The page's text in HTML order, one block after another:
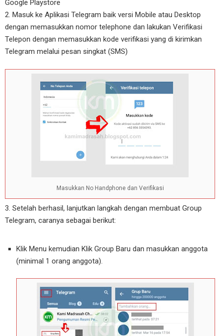
Google Playstore
2. Masuk ke Aplikasi Telegram baik versi Mobile atau Desktop
dengan memasukkan nomor telephone dan lakukan Verifikasi
Telepon dengan memasukkan kode verifikasi yang di kirimkan
Telegram melalui pesan singkat (SMS)
Masukkan No Handphone dan Verifikasi
3. Setelah berhasil, lanjutkan langkah dengan membuat Group
Telegram, caranya sebagai berikut:
Klik Menu kemudian Klik Group Baru dan masukkan anggota
(minimal 1 orang anggota).